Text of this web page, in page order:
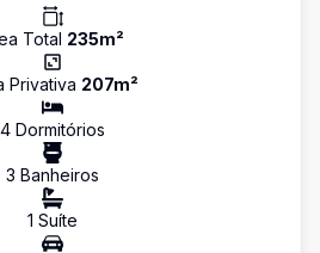
Total 235m²
Privativa 207m²
4 Dormitórios
3 Banheiros
1 Suíte